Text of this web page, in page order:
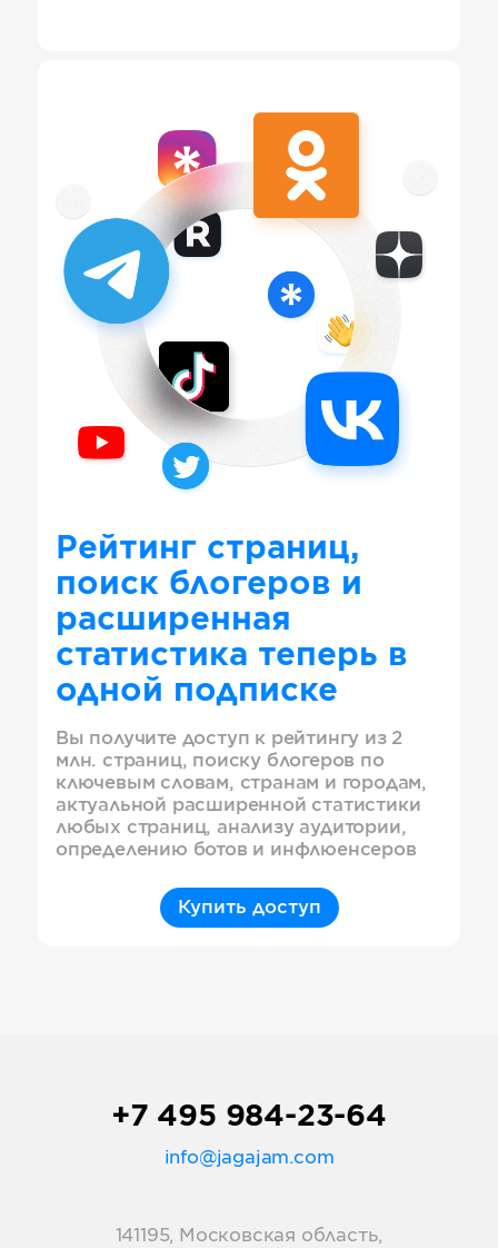
Рейтинг страниц,
поиск блогеров и
расширенная
статистика теперь в
одной подписке
Вы получите доступ к рейтингу из 2
млн. страниц, поиску блогеров по
ключевым словам, странам и городам,
актуальной расширенной статистики
любых страниц, анализу аудитории,
определению ботов и инфлюенсеров
Купить доступ
+7 495 984-23-64
info@jagajam.com
141195, Московская область,